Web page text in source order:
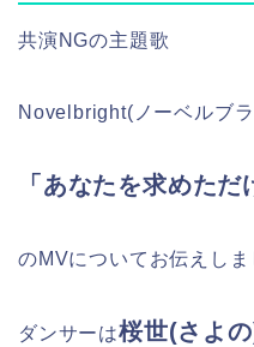
共演NGの主題歌
Novelbright(ノーベルブ
「あなたを求めただ
のMVについてお伝えしま
ダンサーは桜世(さよ